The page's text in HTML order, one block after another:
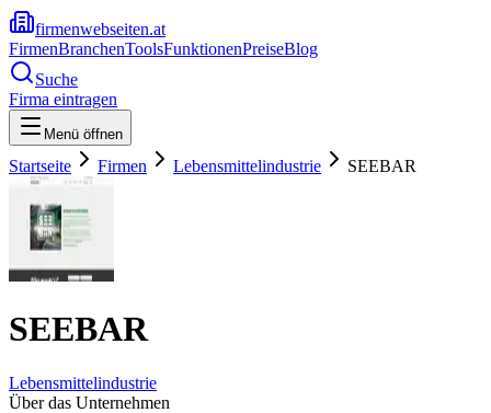
firmenwebseiten.at
FirmenBranchenToolsFunktionenPreiseBlog
Suche
Firma eintragen
Menü öffnen
Startseite Firmen Lebensmittelindustrie SEEBAR
SEEBAR
Lebensmittelindustrie
Über das Unternehmen